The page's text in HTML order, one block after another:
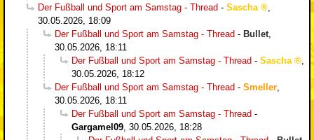
Der Fußball und Sport am Samstag - Thread - Sascha
30.05.2026, 18:09
Der Fußball und Sport am Samstag - Thread - Bullet
30.05.2026, 18:11
Der Fußball und Sport am Samstag - Thread - Sascha
30.05.2026, 18:12
Der Fußball und Sport am Samstag - Thread - Smeller
30.05.2026, 18:11
Der Fußball und Sport am Samstag - Thread -
Gargamel09 30.05.2026, 18:28